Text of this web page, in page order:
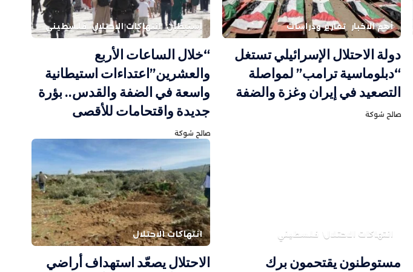
أهم الاخبار تقارير ودراسات
دولة الاحتلال الإسرائيلي تستغل
“دبلوماسية ترامب” لمواصلة
التصعيد في إيران وغزة والضفة
صالح شوكة
استيطان انتهاكات الاحتلال فلسطيني
“خلال الساعات الأربع
والعشرين”اعتداءات استيطانية
واسعة في الضفة والقدس.. بؤرة
جديدة واقتحامات للأقصى
صالح شوكة
انتهاكات الاحتلال فلسطيني
مستوطنون يقتحمون برك
انتهاكات الاحتلال
الاحتلال يصعّد استهداف أراضي